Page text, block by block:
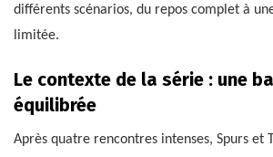
différents scénarios, du repos complet à
limitée.
Le contexte de la série : une
équilibrée
Après quatre rencontres intenses, Spurs et